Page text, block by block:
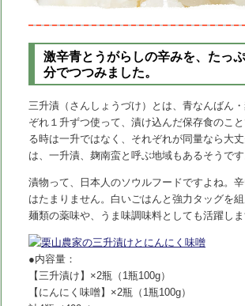
激辛青とうがらしの辛みを、たっ
分でつつみました。
三升漬（さんしょうづけ）とは、青なんばん
ぞれ１升ずつ使って、漬け込んだ保存食のこ
る時は一升ではなく、それぞれが同量なら大
は、一升漬、麹南蛮と呼ぶ地域もあるそうです
漬物って、日本人のソウルフードですよね。
はたまりません。白いごはんと強力タッグを組
麺類の薬味や、うま味調味料としても活躍しま
●内容量：
【三升漬け】×2瓶（1瓶100g）
【にんにく味噌】×2瓶（1瓶100g）